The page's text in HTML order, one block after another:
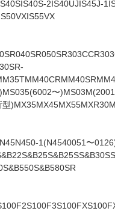
2IS40UJIS45J-
〜
1(N4540051〜